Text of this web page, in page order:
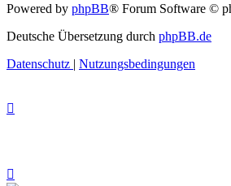
Powered by phpBB® Forum Software ©
Deutsche Übersetzung durch phpBB.de
Datenschutz | Nutzungsbedingungen